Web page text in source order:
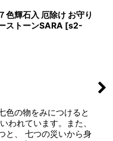
色輝石入 厄除け お守り
トーンSARA [s2-
色の物をみにつけると
われています。また、
と、 七つの災いから身